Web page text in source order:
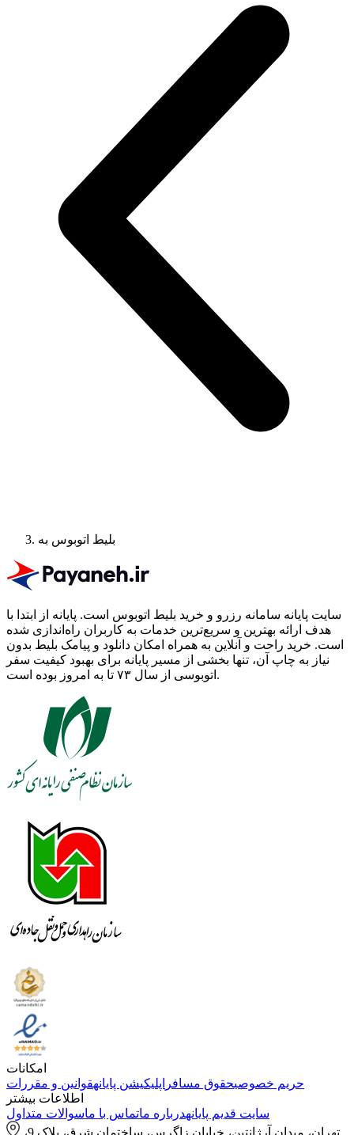
بلیط اتوبوس به
سایت پایانه سامانه رزرو و خرید بلیط اتوبوس است. پایانه از ابتدا با
هدف ارائه بهترین و سریع‌ترین خدمات به کاربران راه‌اندازی شده
است. خرید راحت و آنلاین به همراه امکان دانلود و پیامک بلیط بدون
نیاز به چاپ آن، تنها بخشی از مسیر پایانه برای بهبود کیفیت سفر
اتوبوسی از سال ۷۳ تا به امروز بوده است.
امکانات
حریم خصوصیحقوق مسافر اپلیکیشن پایانهقوانین و مقررات
اطلاعات بیشتر
سایت قدیم پایانهدرباره ماتماس با ماسوالات متداول